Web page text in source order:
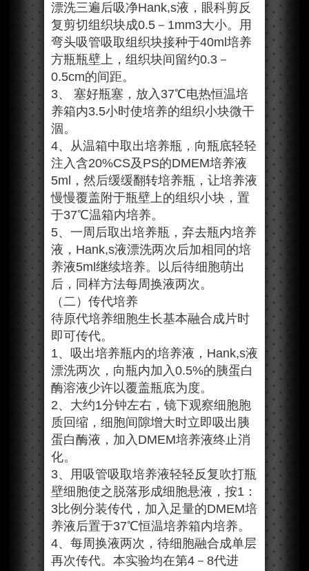
漂洗三遍后吸净Hank,s液，眼科剪反
复剪切组织块成0.5－1mm3大小。用
弯头吸管吸取组织块接种于40ml培养
方瓶瓶壁上，组织块间留约0.3－
0.5cm的间距。
3、 塞好瓶塞，放入37℃电热恒温培
养箱内3.5小时使培养的组织小块微干
涸。
4、从温箱中取出培养瓶，向瓶底轻轻
注入含20%CS及PS的DMEM培养液
5ml，然后缓缓翻转培养瓶，让培养液
慢慢覆盖附于瓶壁上的组织小块，置
于37℃温箱内培养。
5、一周后取出培养瓶，弃去瓶内培养
液，Hank,s液漂洗两次后加相同的培
养液5ml继续培养。以后待细胞萌出
后，同样方法每周换液两次。
（二）传代培养
待原代培养细胞生长基本融合成片时
即可传代。
1、吸出培养瓶内的培养液，Hank,s液
漂洗两次，向瓶内加入0.5%的胰蛋白
酶溶液少许以覆盖瓶底为度。
2、大约1分钟左右，镜下观察细胞胞
质回缩，细胞间隙增大时立即吸出胰
蛋白酶液，加入DMEM培养液终止消
化。
3、用吸管吸取培养液轻轻反复吹打瓶
壁细胞使之脱落形成细胞悬液，按1：
3比例分装传代，加入足量的DMEM培
养液后置于37℃恒温培养箱内培养。
4、每周换液两次，待细胞融合成单层
再次传代。本实验均在第4－8代进